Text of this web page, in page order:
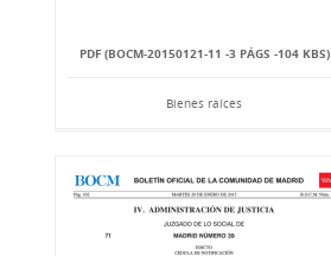
PDF (BOCM-20150121-11 -3 PÁGS -104 KBS)
Bienes raíces